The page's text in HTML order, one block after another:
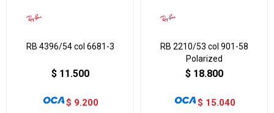
RB 4396/54 col 6681-3
$ 11.500
$ 9.200
RB 2210/53 col 901-58
Polarized
$ 18.800
$ 15.040